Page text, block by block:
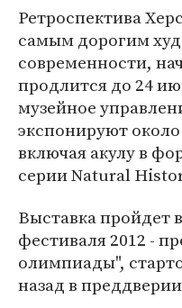
Ретроспектива
самым дорогим
современности,
продлится до 24
музейное
экспонируют
включая акулу в
серии Natural
Выставка пройдет
фестиваля 2012 -
олимпиады",
назад в